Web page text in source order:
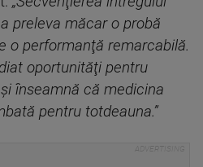
preleva măcar o probă
o performanţă remarcabilă.
oportunităţi pentru
înseamnă că medicina
pentru totdeauna.”